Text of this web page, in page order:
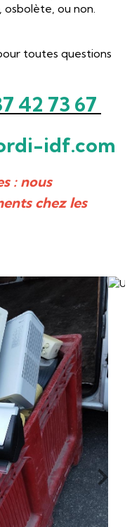
osbolète, ou non.
toutes questions
42 73 67
idf.com
: nous
chez les